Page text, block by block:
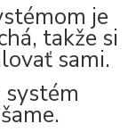
je
takže si
sami.